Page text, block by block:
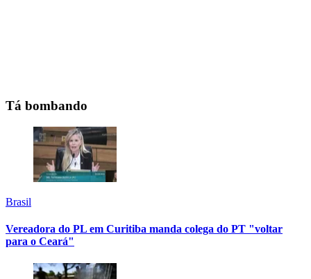
Tá bombando
Brasil
Vereadora do PL em Curitiba manda colega do PT "voltar
para o Ceará"